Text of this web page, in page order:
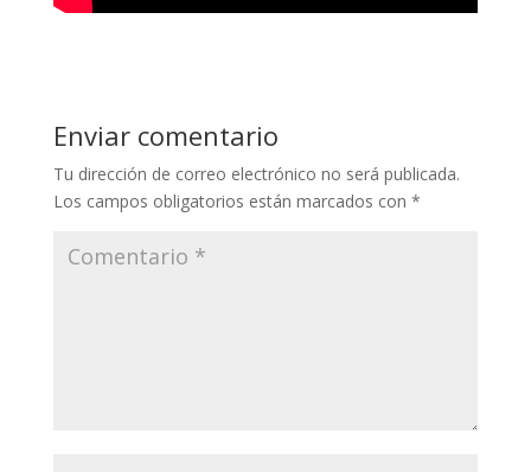
Enviar comentario
Tu dirección de correo electrónico no será publicada.
Los campos obligatorios están marcados con *